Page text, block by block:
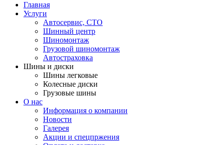
Главная
Услуги
Автосервис, СТО
Шинный центр
Шиномонтаж
Грузовой шиномонтаж
Автостраховка
Шины и диски
Шины легковые
Колесные диски
Грузовые шины
О нас
Информация о компании
Новости
Галерея
Акции и спецпржения